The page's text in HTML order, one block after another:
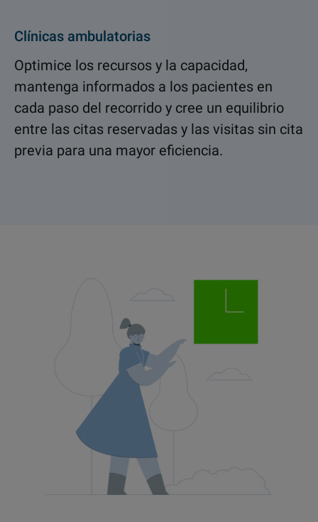
Clínicas ambulatorias
Optimice los recursos y la capacidad,
mantenga informados a los pacientes en
cada paso del recorrido y cree un equilibrio
entre las citas reservadas y las visitas sin cita
previa para una mayor eficiencia.